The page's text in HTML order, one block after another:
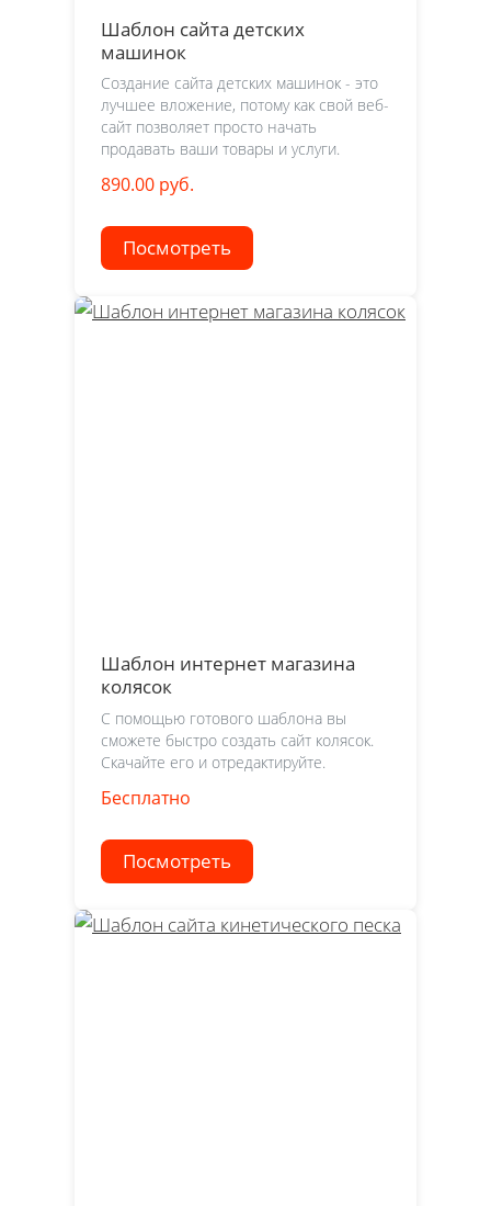
Шаблон сайта детских
машинок
Создание сайта детских машинок - это
лучшее вложение, потому как свой веб-
сайт позволяет просто начать
продавать ваши товары и услуги.
890.00 руб.
Посмотреть
Шаблон интернет магазина
колясок
С помощью готового шаблона вы
сможете быстро создать сайт колясок.
Скачайте его и отредактируйте.
Бесплатно
Посмотреть